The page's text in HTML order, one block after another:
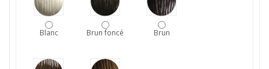
Blanc Brun foncé Brun